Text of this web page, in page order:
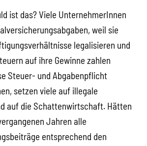
ist das? Viele UnternehmerInnen
weil sie
legalisieren und
auf ihre Gewinne zahlen
Steuer- und Abgabenpflicht
setzen viele auf illegale
auf die Schattenwirtschaft. Hätten
Jahren alle
entsprechend den